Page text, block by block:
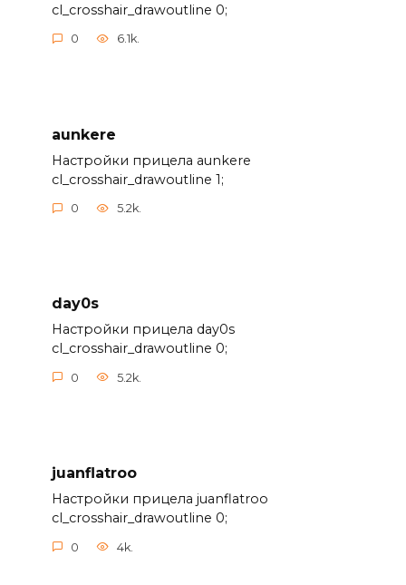
cl_crosshair_drawoutline 0;
0 6.1k.
aunkere
Настройки прицела aunkere
cl_crosshair_drawoutline 1;
0 5.2k.
day0s
Настройки прицела day0s
cl_crosshair_drawoutline 0;
0 5.2k.
juanflatroo
Настройки прицела juanflatroo
cl_crosshair_drawoutline 0;
0 4k.